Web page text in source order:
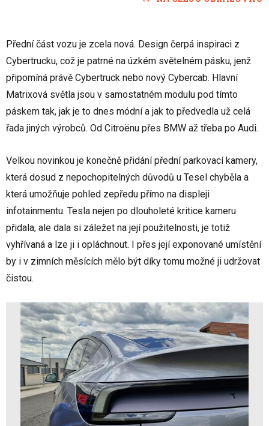
Přední část vozu je zcela nová. Design čerpá inspiraci z
Cybertrucku, což je patrné na úzkém světelném pásku, jenž
připomíná právě Cybertruck nebo nový Cybercab. Hlavní
Matrixová světla jsou v samostatném modulu pod tímto
páskem tak, jak je to dnes módní a jak to předvedla už celá
řada jiných výrobců. Od Citroënu přes BMW až třeba po Audi.
Velkou novinkou je konečně přidání přední parkovací kamery,
která dosud z nepochopitelných důvodů u Tesel chyběla a
která umožňuje pohled zepředu přímo na displeji
infotainmentu. Tesla nejen po dlouholeté kritice kameru
přidala, ale dala si záležet na její použitelnosti, je totiž
vyhřívaná a lze ji i opláchnout. I přes její exponované umístění
by i v zimních měsících mělo být díky tomu možné ji udržovat
čistou.